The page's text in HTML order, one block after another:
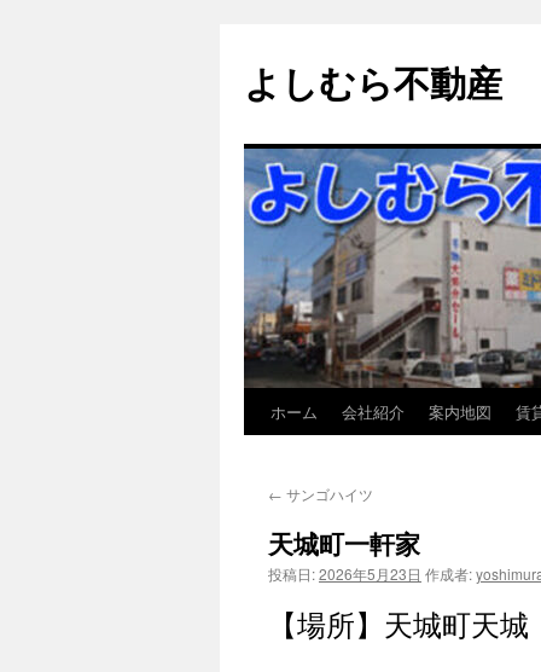
よしむら不動産
ホーム 会社紹介 案内地図 賃
← サンゴハイツ
天城町一軒家
投稿日:2026年5月23日 作成者:
【場所】天城町天